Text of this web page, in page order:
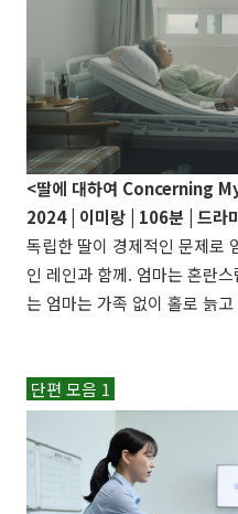
<딸에 대하여 Concerning
2024 | 이미랑
| 106분 | 드라
독립한 딸이 경제적인 문제로
인 레인과 함께. 엄마는 혼란
는 엄마는 가족 없이 홀로 늙
단편 모음 1